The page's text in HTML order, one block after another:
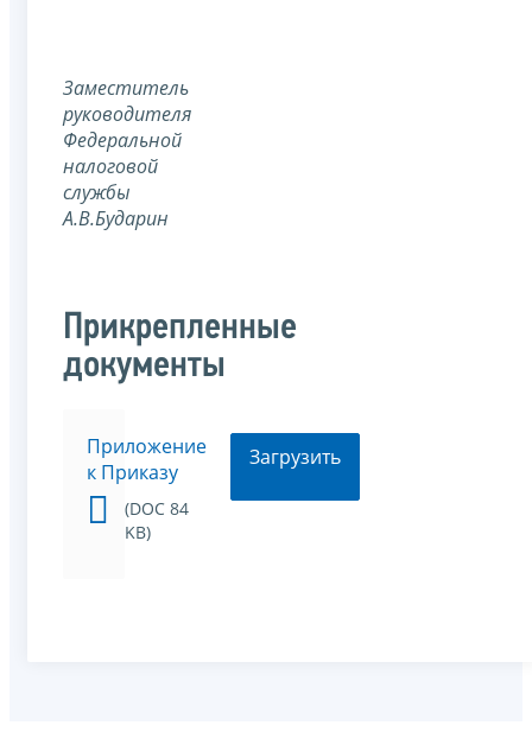
Заместитель
руководителя
Федеральной
налоговой
службы
А.В.Бударин
Прикрепленные
документы
Приложение
к Приказу
(DOC 84
KB)
Загрузить